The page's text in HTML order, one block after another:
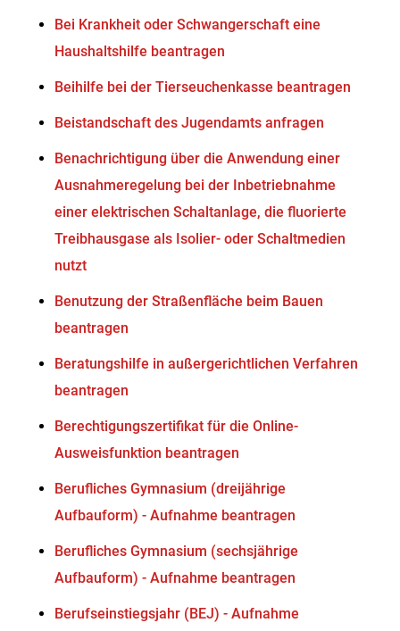
Bei Krankheit oder Schwangerschaft eine
Haushaltshilfe beantragen
Beihilfe bei der Tierseuchenkasse beantragen
Beistandschaft des Jugendamts anfragen
Benachrichtigung über die Anwendung einer
Ausnahmeregelung bei der Inbetriebnahme
einer elektrischen Schaltanlage, die fluorierte
Treibhausgase als Isolier- oder Schaltmedien
nutzt
Benutzung der Straßenfläche beim Bauen
beantragen
Beratungshilfe in außergerichtlichen Verfahren
beantragen
Berechtigungszertifikat für die Online-
Ausweisfunktion beantragen
Berufliches Gymnasium (dreijährige
Aufbauform) - Aufnahme beantragen
Berufliches Gymnasium (sechsjährige
Aufbauform) - Aufnahme beantragen
Berufseinstiegsjahr (BEJ) - Aufnahme